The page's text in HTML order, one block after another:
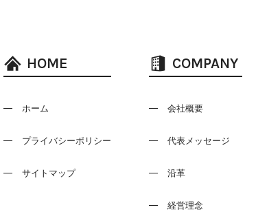
HOME
ホーム
プライバシーポリシー
サイトマップ
COMPANY
会社概要
代表メッセージ
沿革
経営理念